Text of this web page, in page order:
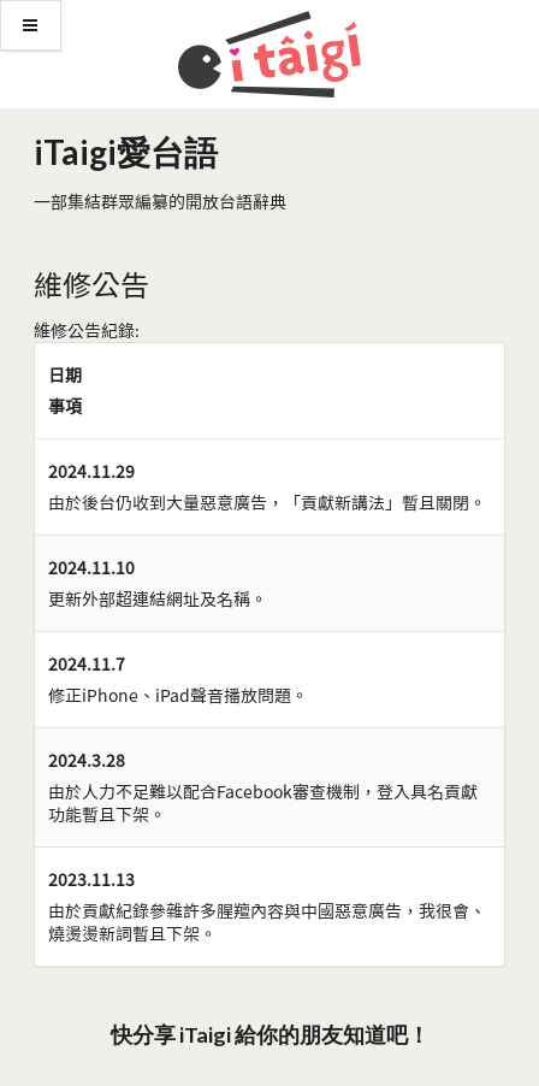
iTaigi愛台語
一部集結群眾編纂的開放台語辭典
維修公告
維修公告紀錄:
日期
事項
2024.11.29
由於後台仍收到大量惡意廣告，「貢獻新講法」暫且關閉。
2024.11.10
更新外部超連結網址及名稱。
2024.11.7
修正iPhone、iPad聲音播放問題。
2024.3.28
由於人力不足難以配合Facebook審查機制，登入具名貢獻
功能暫且下架。
2023.11.13
由於貢獻紀錄參雜許多腥羶內容與中國惡意廣告，我很會、
燒燙燙新詞暫且下架。
快分享 iTaigi 給你的朋友知道吧！